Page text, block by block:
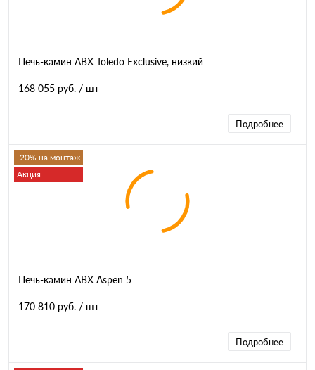
Печь-камин ABX Toledo Exclusive, низкий
168 055 руб. / шт
Подробнее
-20% на монтаж
Акция
Печь-камин ABX Aspen 5
170 810 руб. / шт
Подробнее